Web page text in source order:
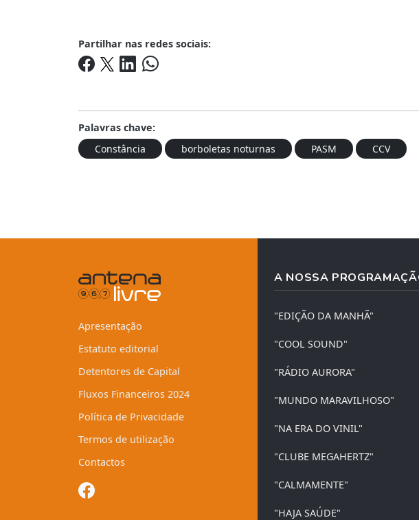
Partilhar nas redes sociais:
Palavras chave:
Constância
borboletas noturnas PASM CCV
Apresentação
Estatuto editorial
Detentores de Capital
Fluxos Financeiros 2024
Política de Privacidade
Termos de utilização
Contactos
A NOSSA
"EDIÇÃO DA MANHÃ"
"COOL SOUND"
"RÁDIO AURORA"
"MUNDO MARAVILHOSO"
"NA ERA DO VINIL"
"CLUBE MEGAHERTZ"
"CALMAMENTE"
"HAJA SAÚDE"